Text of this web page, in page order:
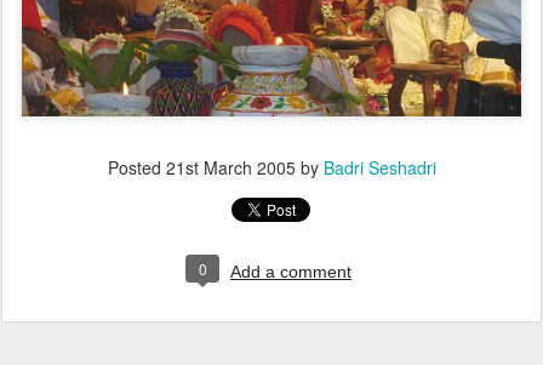
Posted 21st March 2005by Badri Seshadri
0 Add a comment